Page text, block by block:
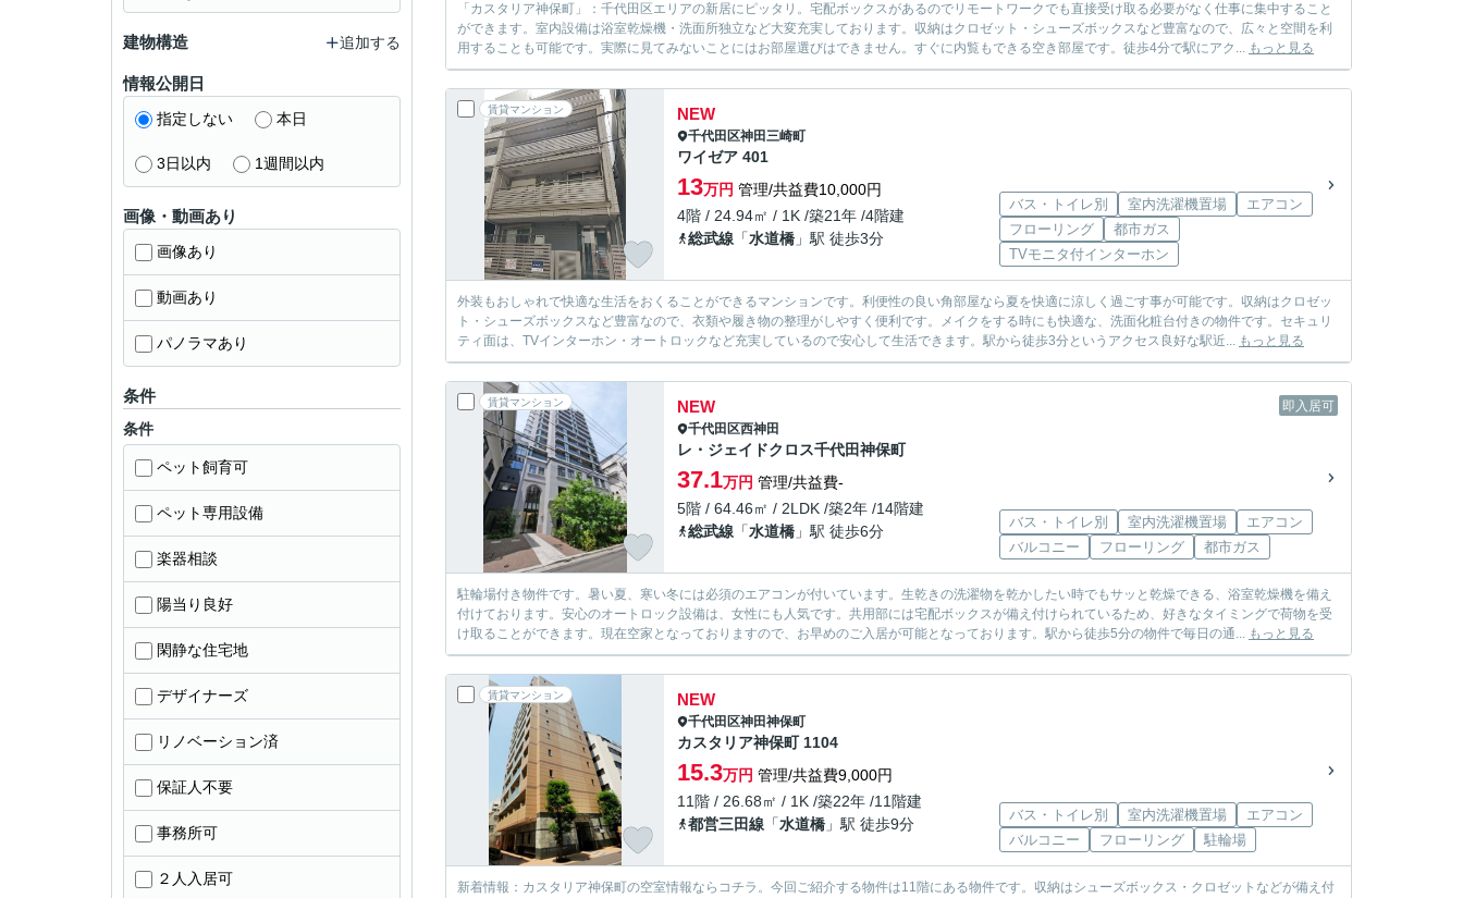
「カスタリア神保町」：千代田区エリアの新居にピッタリ。宅配ボックスがあるのでリモートワークでも直接受け取る必要がなく仕事に集中すること
ができます。室内設備は浴室乾燥機・洗面所独立など大変充実しております。収納はクロゼット・シューズボックスなど豊富なので、広々と空間を利
用することも可能です。実際に見てみないことにはお部屋選びはできません。すぐに内覧もできる空き部屋です。徒歩4分で駅にアク... もっと見る
賃貸マンション NEW
千代田区神田三崎町
ワイゼア 401
13万円 管理/共益費10,000円
4階 / 24.94㎡ / 1K /築21年 /4階建
総武線 「水道橋 」駅 徒歩3分
バス・トイレ別 室内洗濯機置場
エアコン
フローリング
都市ガス
TVモニタ付インターホン
外装もおしゃれで快適な生活をおくることができるマンションです。利便性の良い角部屋なら夏を快適に涼しく過ごす事が可能です。収納はクロゼッ
ト・シューズボックスなど豊富なので、衣類や履き物の整理がしやすく便利です。メイクをする時にも快適な、洗面化粧台付きの物件です。セキュリ
ティ面は、TVインターホン・オートロックなど充実しているので安心して生活できます。駅から徒歩3分というアクセス良好な駅近... もっと見る
賃貸マンション 即入居可
NEW
千代田区西神田
レ・ジェイドクロス千代田神保町
37.1万円 管理/共益費-
5階 / 64.46㎡ / 2LDK /築2年 /14階建
総武線 「水道橋 」駅 徒歩6分
バス・トイレ別 室内洗濯機置場
エアコン
バルコニー
フローリング 都市ガス
駐輪場付き物件です。暑い夏、寒い冬には必須のエアコンが付いています。生乾きの洗濯物を乾かしたい時でもサッと乾燥できる、浴室乾燥機を備え
付けております。安心のオートロック設備は、女性にも人気です。共用部には宅配ボックスが備え付けられているため、好きなタイミングで荷物を受
け取ることができます。現在空家となっておりますので、お早めのご入居が可能となっております。駅から徒歩5分の物件で毎日の通... もっと見る
賃貸マンション NEW
千代田区神田神保町
カスタリア神保町 1104
15.3万円 管理/共益費9,000円
11階 / 26.68㎡ / 1K /築22年 /11階建
都営三田線 「水道橋 」駅 徒歩9分
バス・トイレ別 室内洗濯機置場
エアコン
バルコニー
フローリング 駐輪場
新着情報：カスタリア神保町の空室情報ならコチラ。今回ご紹介する物件は11階にある物件です。収納はシューズボックス・クロゼットなどが備え付
建物構造 追加する
情報公開日
指定しない 本日
3日以内 1週間以内
画像・動画あり
画像あり
動画あり
パノラマあり
条件
条件
ペット飼育可
ペット専用設備
楽器相談
陽当り良好
閑静な住宅地
デザイナーズ
リノベーション済
保証人不要
事務所可
２人入居可